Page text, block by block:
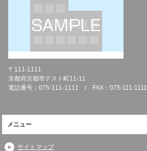
〒111-1111
京都府京都市テスト町11-11
電話番号：075-111-1111 / FAX：075-111-1111
メニュー
サイトマップ